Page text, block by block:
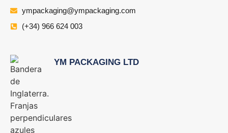
ympackaging@ympackaging.com
(+34) 966 624 003
YM PACKAGING LTD